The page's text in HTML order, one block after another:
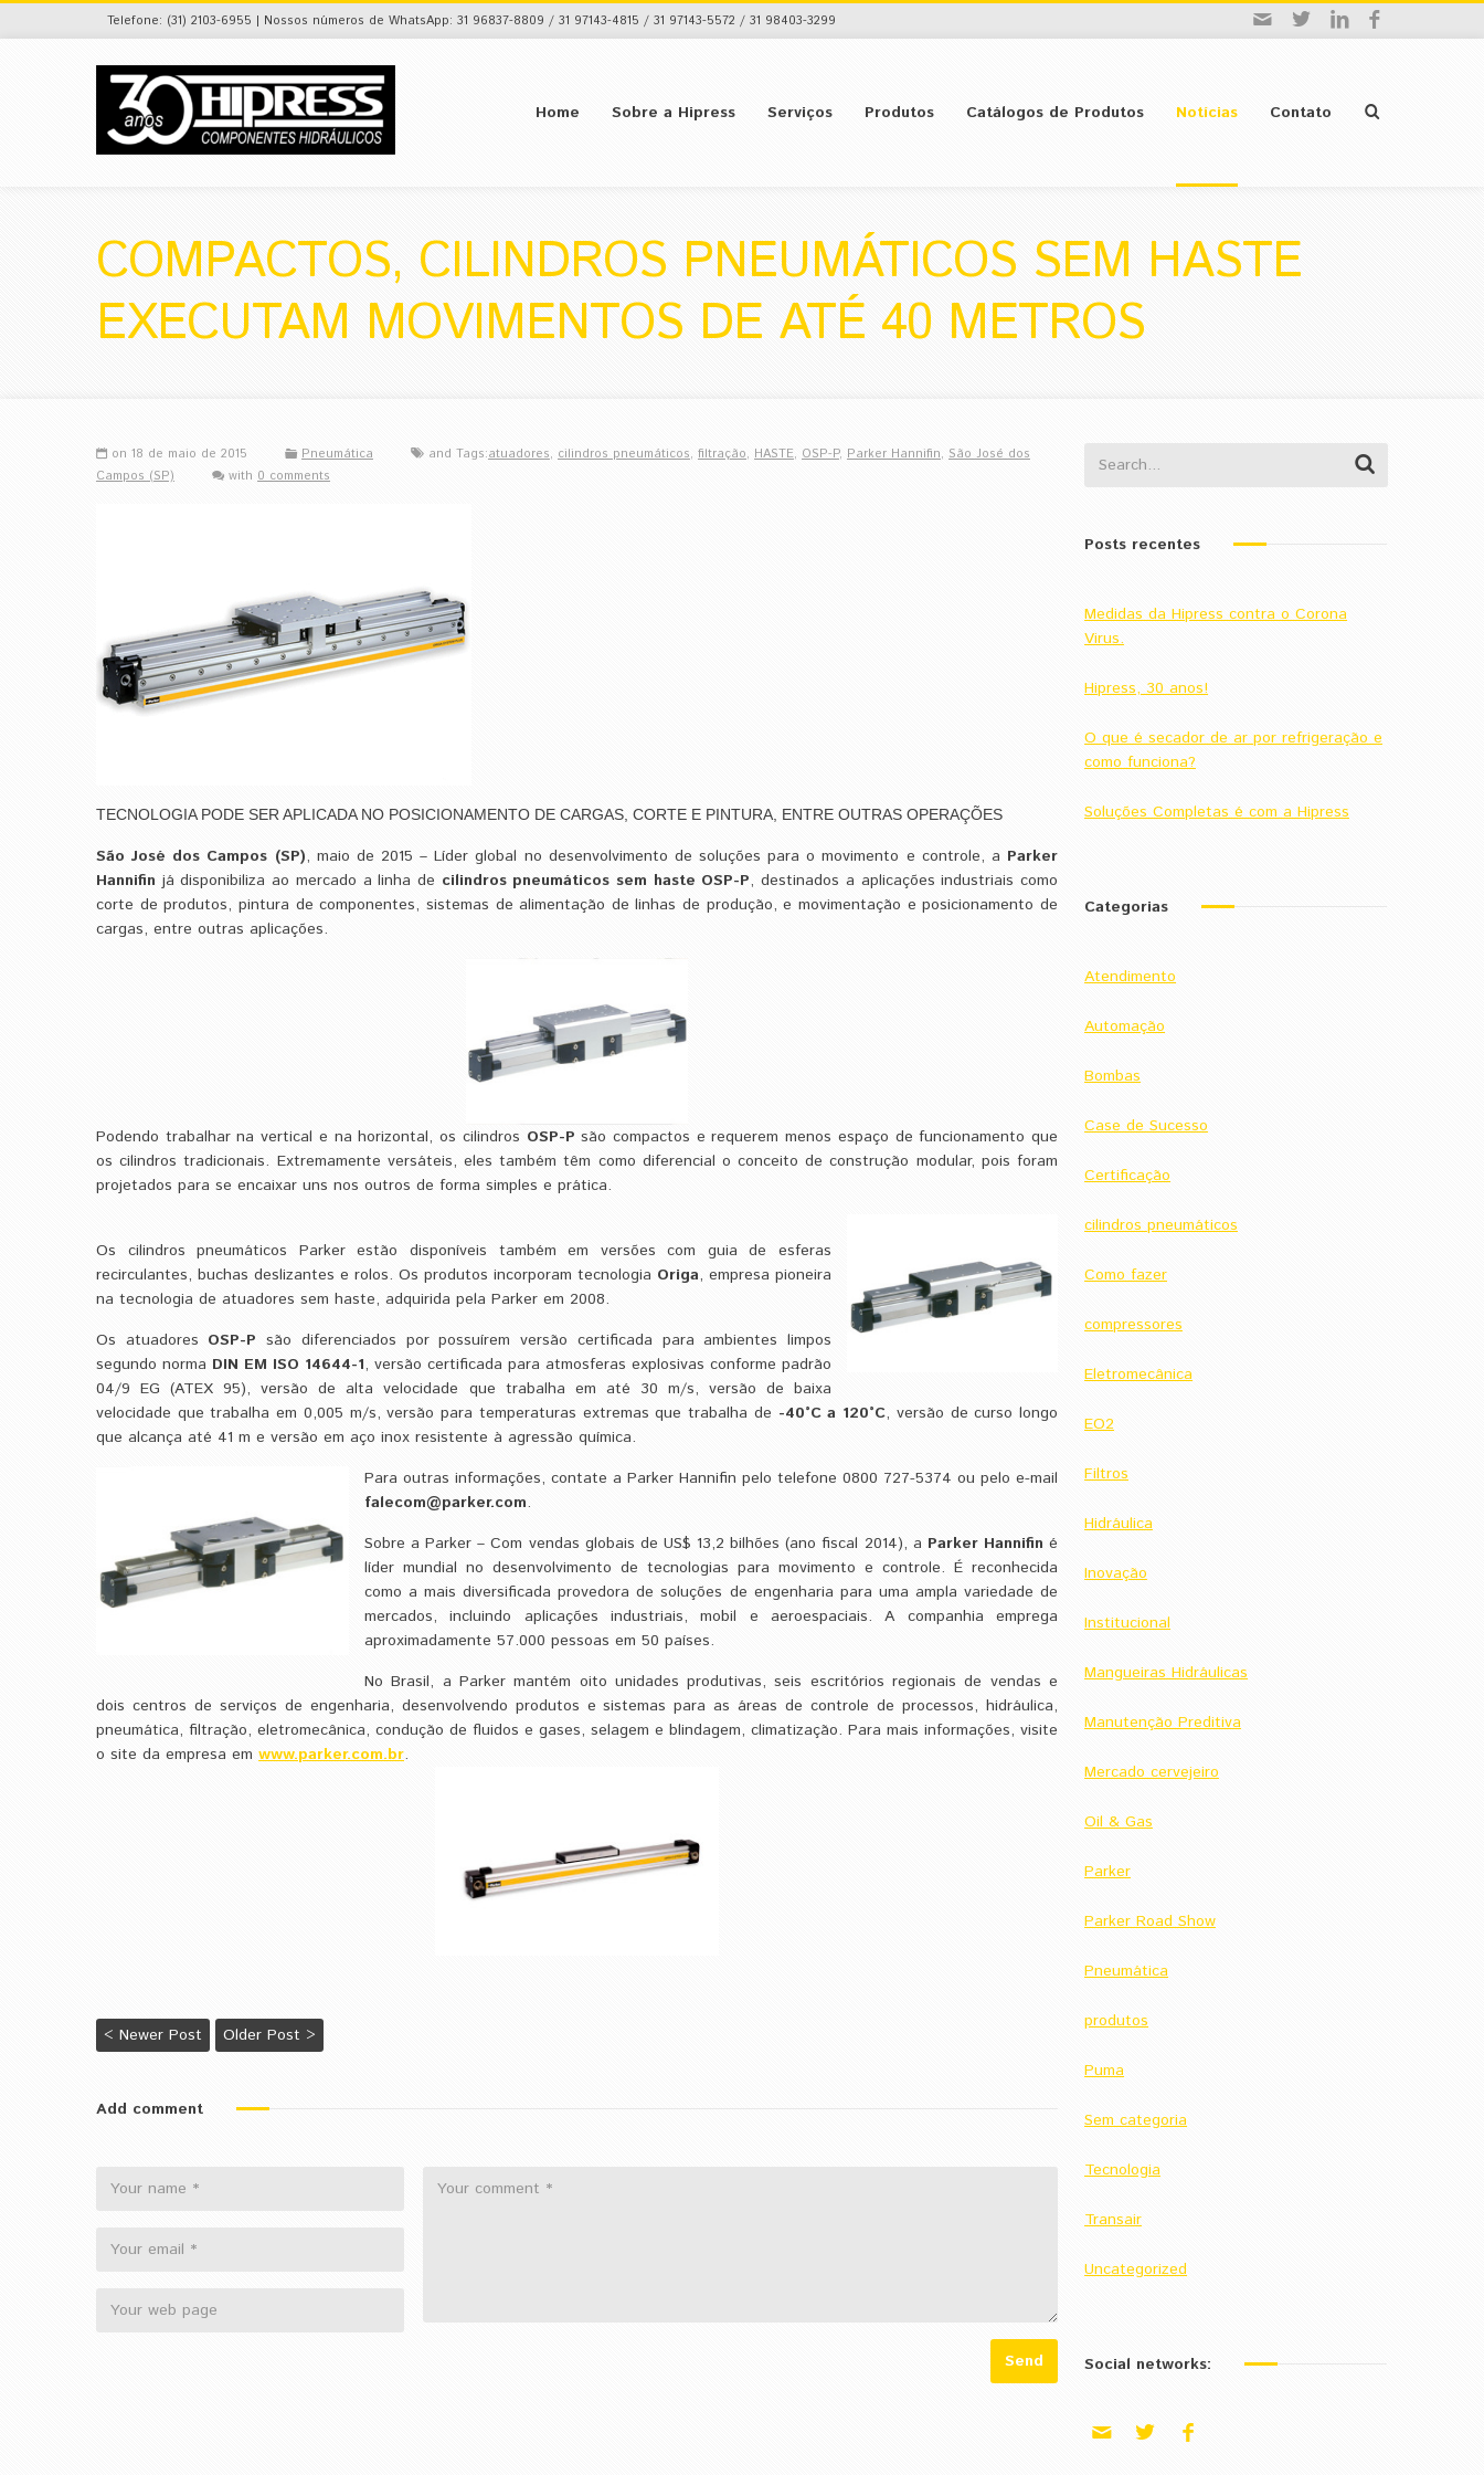
Telefone: (31) 2103-6955 | Nossos números de WhatsApp: 31 96837-8809 / 31 97143-4815 / 31 97143-5572 / 31 98403-3299
Home Sobre a Hipress Serviços Produtos Catálogos de Produtos Notícias Contato
COMPACTOS, CILINDROS PNEUMÁTICOS SEM HASTE
EXECUTAM MOVIMENTOS DE ATÉ 40 METROS
on 18 de maio de 2015 Pneumática and Tags:atuadores, cilindros pneumáticos, filtração, HASTE, OSP-P, Parker Hannifin, São José dos
Campos (SP)
with 0 comments
TECNOLOGIA PODE SER APLICADA NO POSICIONAMENTO DE CARGAS, CORTE E PINTURA, ENTRE OUTRAS OPERAÇÕES
São José dos Campos (SP), maio de 2015 – Líder global no desenvolvimento de soluções para o movimento e controle, a Parker
Hannifin já disponibiliza ao mercado a linha de cilindros pneumáticos sem haste OSP-P, destinados a aplicações industriais como
corte de produtos, pintura de componentes, sistemas de alimentação de linhas de produção, e movimentação e posicionamento de
cargas, entre outras aplicações.
Podendo trabalhar na vertical e na horizontal, os cilindros OSP-P são compactos e requerem menos espaço de funcionamento que
os cilindros tradicionais. Extremamente versáteis, eles também têm como diferencial o conceito de construção modular, pois foram
projetados para se encaixar uns nos outros de forma simples e prática.
Os cilindros pneumáticos Parker estão disponíveis também em versões com guia de esferas
recirculantes, buchas deslizantes e rolos. Os produtos incorporam tecnologia Origa, empresa pioneira
na tecnologia de atuadores sem haste, adquirida pela Parker em 2008.
Os atuadores OSP-P são diferenciados por possuírem versão certificada para ambientes limpos
segundo norma DIN EM ISO 14644-1, versão certificada para atmosferas explosivas conforme padrão
04/9 EG (ATEX 95), versão de alta velocidade que trabalha em até 30 m/s, versão de baixa
velocidade que trabalha em 0,005 m/s, versão para temperaturas extremas que trabalha de -40°C a 120°C, versão de curso longo
que alcança até 41 m e versão em aço inox resistente à agressão química.
Para outras informações, contate a Parker Hannifin pelo telefone 0800 727-5374 ou pelo e-mail
falecom@parker.com.
Sobre a Parker – Com vendas globais de US$ 13,2 bilhões (ano fiscal 2014), a Parker Hannifin é
líder mundial no desenvolvimento de tecnologias para movimento e controle. É reconhecida
como a mais diversificada provedora de soluções de engenharia para uma ampla variedade de
mercados, incluindo aplicações industriais, mobil e aeroespaciais. A companhia emprega
aproximadamente 57.000 pessoas em 50 países.
No Brasil, a Parker mantém oito unidades produtivas, seis escritórios regionais de vendas e
dois centros de serviços de engenharia, desenvolvendo produtos e sistemas para as áreas de controle de processos, hidráulica,
pneumática, filtração, eletromecânica, condução de fluidos e gases, selagem e blindagem, climatização. Para mais informações, visite
o site da empresa em www.parker.com.br.
< Newer Post Older Post >
Add comment
Posts recentes
Medidas da Hipress contra o Corona
Virus.
Hipress, 30 anos!
O que é secador de ar por refrigeração e
como funciona?
Soluções Completas é com a Hipress
Categorias
Atendimento
Automação
Bombas
Case de Sucesso
Certificação
cilindros pneumáticos
Como fazer
compressores
Eletromecânica
EO2
Filtros
Hidráulica
Inovação
Institucional
Mangueiras Hidráulicas
Manutenção Preditiva
Mercado cervejeiro
Oil & Gas
Parker
Parker Road Show
Pneumática
produtos
Puma
Sem categoria
Tecnologia
Transair
Uncategorized
Social networks: